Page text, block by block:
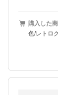
購入した
色/レトロ